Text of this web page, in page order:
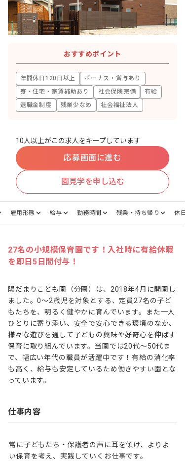
おすすめポイント
年間休日120日以上
ボーナス・賞与あり
寮・住宅・家賃補助あり
社会保険完備
有給
退職金制度
残業少なめ 社会福祉法人
10人以上がこの求人をキープしています
応募画面に進む
園見学を申し込む
雇用形態 給与 勤務時間 残業・持ち帰り 休
27名の小規模保育園です！入社時に有給休暇
を即日5日間付与！
陽だまりこども園（分園）は、2018年4月に開園し
ました。0～2歳児を対象とする、定員27名の子ど
もたちを、明るく健やかに育んでいます。また一人
ひとりに寄り添い、安全で安心できる環境のなか、
様々な遊びを通して子どもの興味や好奇心を伸ばす
保育に取り組んでいます。当園では20代～50代ま
で、幅広い年代の職員が活躍中です！有給の消化率
も高く、給与も安定しているため働きやすい園とな
っています。
仕事内容
常に子どもたち・保護者の声に耳を傾け、よりよ
い保育を考え、実践していくお仕事です。